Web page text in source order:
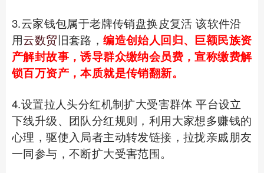
3.云家钱包属于老牌传销盘换皮复活 该软件沿
用云数贸旧套路，编造创始人回归、巨额民族资
产解封故事，诱导群众缴纳会员费，宣称缴费解
锁百万资产，本质就是传销翻新。
4.设置拉人头分红机制扩大受害群体 平台设立
下线升级、团队分红规则，利用大家想多赚钱的
心理，驱使入局者主动转发链接，拉拢亲戚朋友
一同参与，不断扩大受害范围。